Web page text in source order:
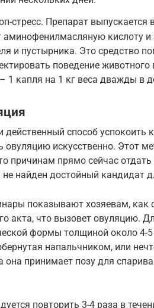
стресс. Препарат выпускается
аминофенилмасляную кислоту
и пустырника. Это средство
поведение животного
1 капля на 1 кг веса дважды в
способ успокоить
овуляцию искусственно. Этот
причинам прямо сейчас
не найден достойный кандидат
показывают хозяевам,
акта, что вызовет овуляцию.
формы толщиной около 4-
напальчником, или
принимает позу для
повторить 3-4 раза в